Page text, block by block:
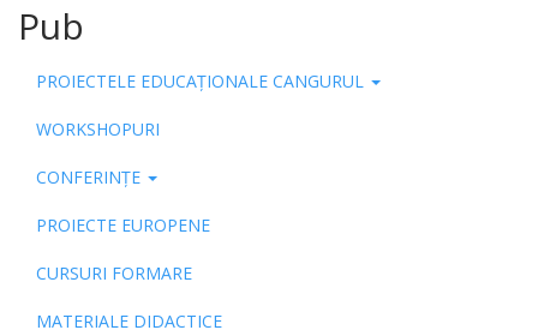
Pub
PROIECTELE EDUCAȚIONALE CANGURUL
WORKSHOPURI
CONFERINȚE
PROIECTE EUROPENE
CURSURI FORMARE
MATERIALE DIDACTICE